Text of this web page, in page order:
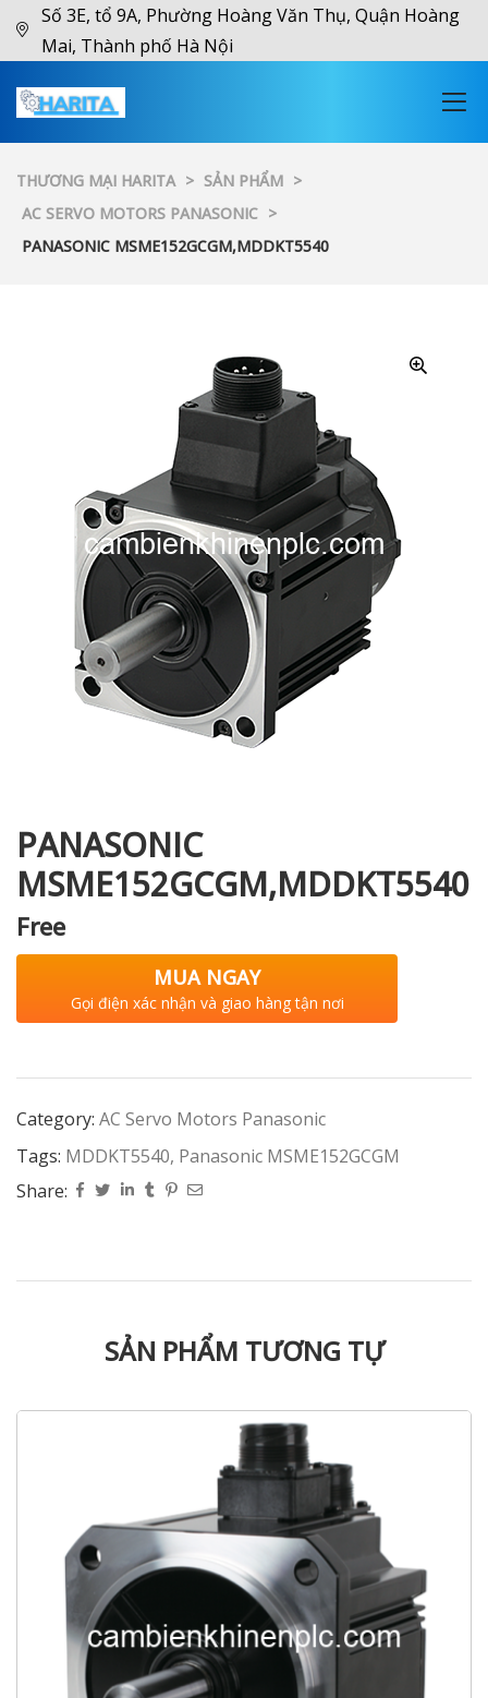
Số 3E, tổ 9A, Phường Hoàng Văn Thụ, Quận Hoàng
Mai, Thành phố Hà Nội
THƯƠNG MẠI HARITA > SẢN PHẨM >
AC SERVO MOTORS PANASONIC >
PANASONIC MSME152GCGM,MDDKT5540
PANASONIC
MSME152GCGM,MDDKT5540
Free
MUA NGAY
Gọi điện xác nhận và giao hàng tận nơi
Category: AC Servo Motors Panasonic
Tags: MDDKT5540, Panasonic MSME152GCGM
Share:
SẢN PHẨM TƯƠNG TỰ